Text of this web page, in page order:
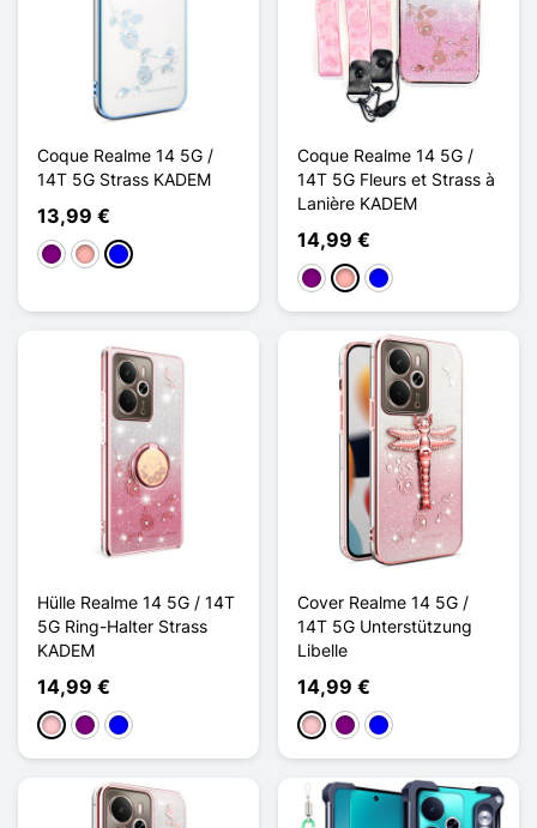
Coque Realme 14 5G /
14T 5G Strass KADEM
13,99 €
ViolettRoségold
Blau
Coque Realme 14 5G /
14T 5G Fleurs et Strass à
Lanière KADEM
14,99 €
ViolettRoségold
Blau
Hülle Realme 14 5G / 14T
5G Ring-Halter Strass
KADEM
14,99 €
PinkViolettBlau
Cover Realme 14 5G /
14T 5G Unterstützung
Libelle
14,99 €
PinkViolettBlau